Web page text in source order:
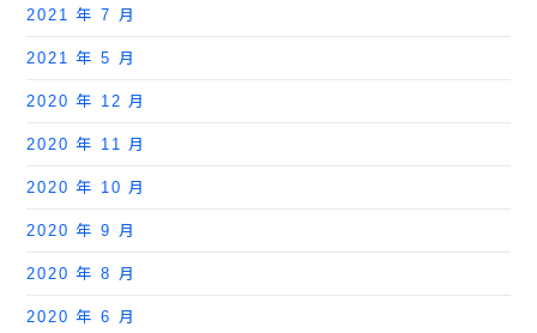
2021 年 7 月
2021 年 5 月
2020 年 12 月
2020 年 11 月
2020 年 10 月
2020 年 9 月
2020 年 8 月
2020 年 6 月